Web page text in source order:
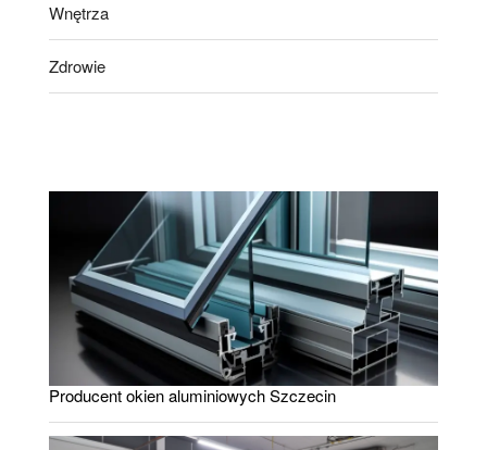
Wnętrza
Zdrowie
Producent okien aluminiowych Szczecin